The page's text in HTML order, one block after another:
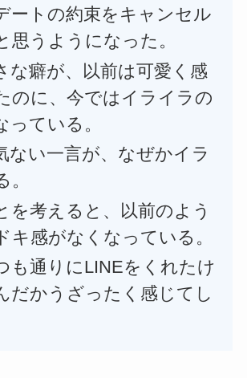
ートの約束をキャンセル
思うようになった。
な癖が、以前は可愛く感
のに、今ではイライラの
っている。
ない一言が、なぜかイラ
を考えると、以前のよう
キ感がなくなっている。
も通りにLINEをくれたけ
だかうざったく感じてし